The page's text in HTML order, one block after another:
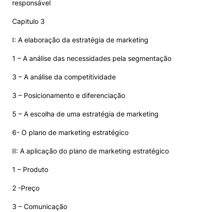
responsável
Capitulo 3
I: A elaboração da estratégia de marketing
1 – A análise das necessidades pela segmentação
3 – A análise da competitividade
3 – Posicionamento e diferenciação
5 – A escolha de uma estratégia de marketing
6- O plano de marketing estratégico
II: A aplicação do plano de marketing estratégico
1 – Produto
2 -Preço
3 – Comunicação